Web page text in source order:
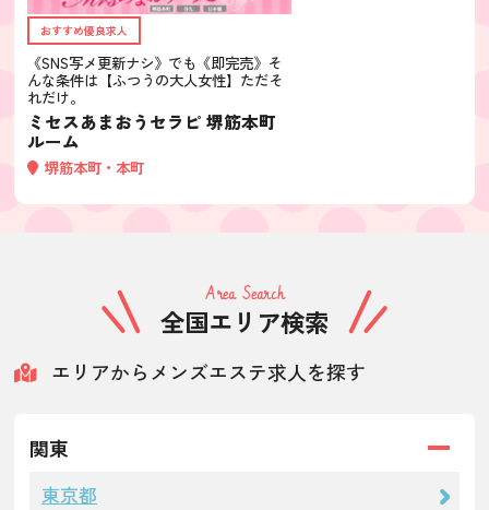
おすすめ優良求人
《SNS写メ更新ナシ》でも《即完売》そ
んな条件は【ふつうの大人女性】ただそ
れだけ。
ミセスあまおうセラピ 堺筋本町
ルーム
堺筋本町・本町
Area Search
全国エリア検索
エリアからメンズエステ求人を探す
関東
東京都